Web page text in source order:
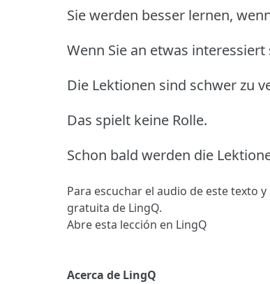
Sie werden besser lernen,
Wenn Sie an etwas
Die Lektionen sind schwer zu
Das spielt keine Rolle.
Schon bald werden die
Para escuchar el audio de este texto
gratuita de LingQ.
Abre esta lección en LingQ
Acerca de LingQ